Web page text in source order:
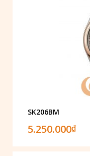
SK206BM
5.250.000₫